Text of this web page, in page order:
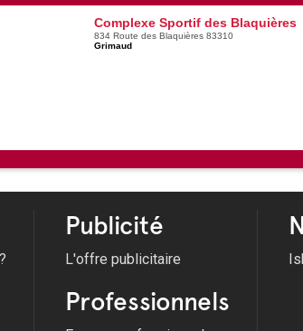
Complexe Sportif des Blaquières
834 Route des Blaquières 83310
Grimaud
Publicité
L'offre publicitaire
Professionnels